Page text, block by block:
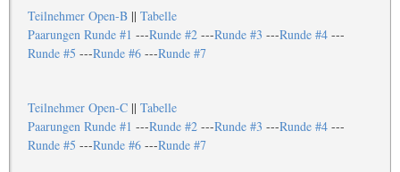
Teilnehmer Open-B|| Tabelle
Paarungen Runde #1 ---Runde #2---Runde #3 ---Runde #4---
Runde #5 ---Runde #6---Runde #7
Teilnehmer Open-C|| Tabelle
Paarungen Runde #1 ---Runde #2---Runde #3 ---Runde #4---
Runde #5 ---Runde #6---Runde #7